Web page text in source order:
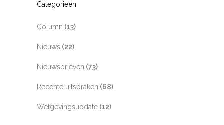
Categorieën
Column (13)
Nieuws (22)
Nieuwsbrieven (73)
Recente uitspraken (68)
Wetgevingsupdate (12)